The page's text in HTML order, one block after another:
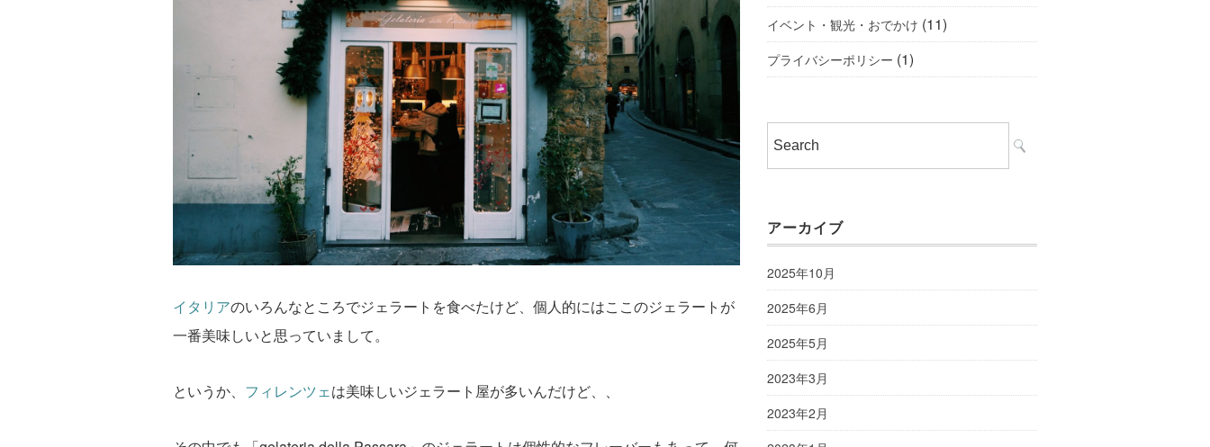
イタリアのいろんなところでジェラートを食べたけど、個人的にはここのジェラートが
一番美味しいと思っていまして。
というか、 フィレンツェは美味しいジェラート屋が多いんだけど、、
イベント・観光・おでかけ (11)
プライバシーポリシー (1)
アーカイブ
2025年10月
2025年6月
2025年5月
2023年3月
2023年2月